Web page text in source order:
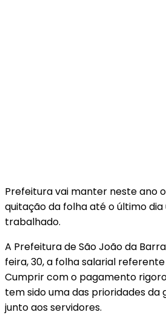
Prefeitura vai manter neste ano
quitação da folha até o último dia
trabalhado.
A Prefeitura de São João da
feira, 30, a folha salarial
Cumprir com o pagamento
tem sido uma das prioridades da
junto aos servidores.